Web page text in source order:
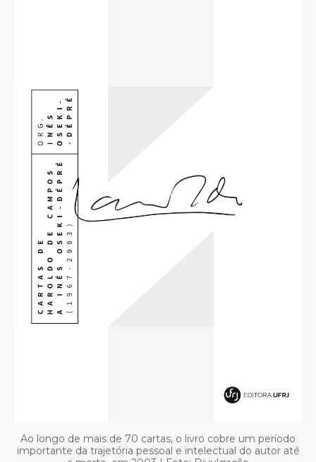
Ao longo de mais de 70 cartas, o livro cobre um período
importante da trajetória pessoal e intelectual do autor até